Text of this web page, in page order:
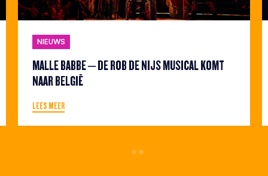
NIEUWS
MALLE BABBE – DE ROB DE NIJS MUSICAL KOMT
NAAR BELGIË
LEES MEER